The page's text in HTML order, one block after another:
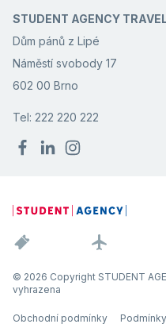
STUDENT AGENCY
Dům pánů z Lipé
Náměstí svobody 17
602 00 Brno
Tel: 222 220 222
© 2026 Copyright STUDENT
vyhrazena
Obchodní podmínky